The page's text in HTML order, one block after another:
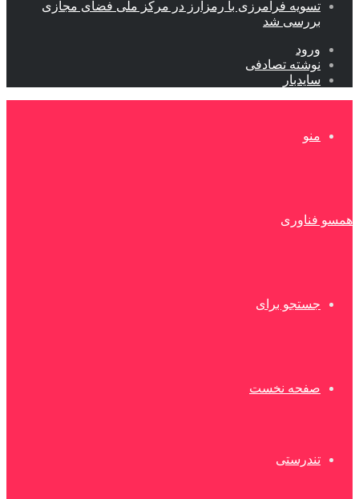
تسویه فرامرزی با رمزارز در مرکز ملی فضای مجازی
بررسی شد
ورود
نوشته تصادفی
سایدبار
منو
همسو فناوری
جستجو برای
صفحه نخست
تندرستی